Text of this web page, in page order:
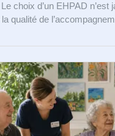
choix d’un EHPAD n’est
qualité de